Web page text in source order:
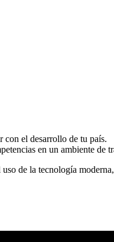
el desarrollo de tu país.
en un ambiente de
de la tecnología